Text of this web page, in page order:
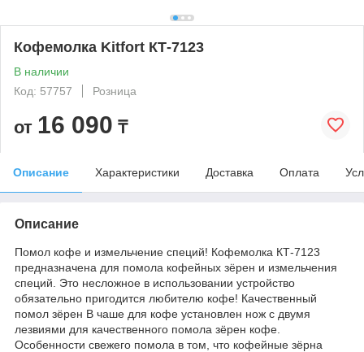
Кофемолка Kitfort КТ-7123
В наличии
Код: 57757
Розница
от 16 090 ₸
Описание Характеристики Доставка Оплата
Описание
Помол кофе и измельчение специй! Кофемолка КТ-7123
предназначена для помола кофейных зёрен и измельчения
специй. Это несложное в использовании устройство
обязательно пригодится любителю кофе! Качественный
помол зёрен В чаше для кофе установлен нож с двумя
лезвиями для качественного помола зёрен кофе.
Особенности свежего помола в том, что кофейные зёрна